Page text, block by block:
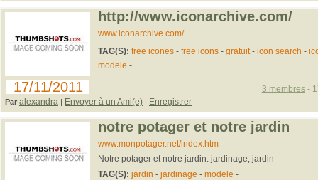
17/11/2011
http://www.iconarchive.com/
www.iconarchive.com/
TAG(S): free icones- free icons- gratuit- icon search -
modele -
Par alexandra | Envoyer à un Ami(e) | Enregistrer
3 membres-
notre potager et notre jardin
www.monpotager.net/index.htm
Notre potager et notre jardin. jardinage, jardin
TAG(S): jardin - jardinage - modele -